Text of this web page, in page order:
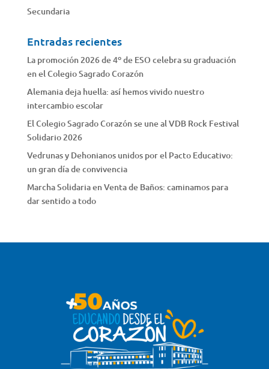
Secundaria
Entradas recientes
La promoción 2026 de 4º de ESO celebra su graduación
en el Colegio Sagrado Corazón
Alemania deja huella: así hemos vivido nuestro
intercambio escolar
El Colegio Sagrado Corazón se une al VDB Rock Festival
Solidario 2026
Vedrunas y Dehonianos unidos por el Pacto Educativo:
un gran día de convivencia
Marcha Solidaria en Venta de Baños: caminamos para
dar sentido a todo